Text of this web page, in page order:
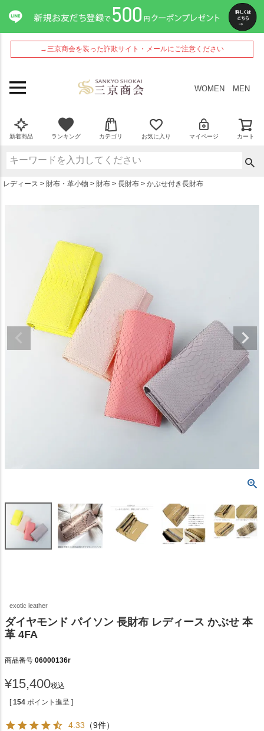
→三京商会を装った詐欺サイト・メールにご注意ください
WOMEN MEN
新着商品 ランキング カテゴリ お気に入り マイページ カート
レディース 財布・革小物 財布 長財布 かぶせ付き長財布
exotic leather
ダイヤモンド パイソン 長財布 レディース かぶせ 本
革 4FA
商品番号 06000136r
¥15,400税込
[ 154 ポイント進呈 ]
4.33 （9件）
ペー
ジト
ップ
へ